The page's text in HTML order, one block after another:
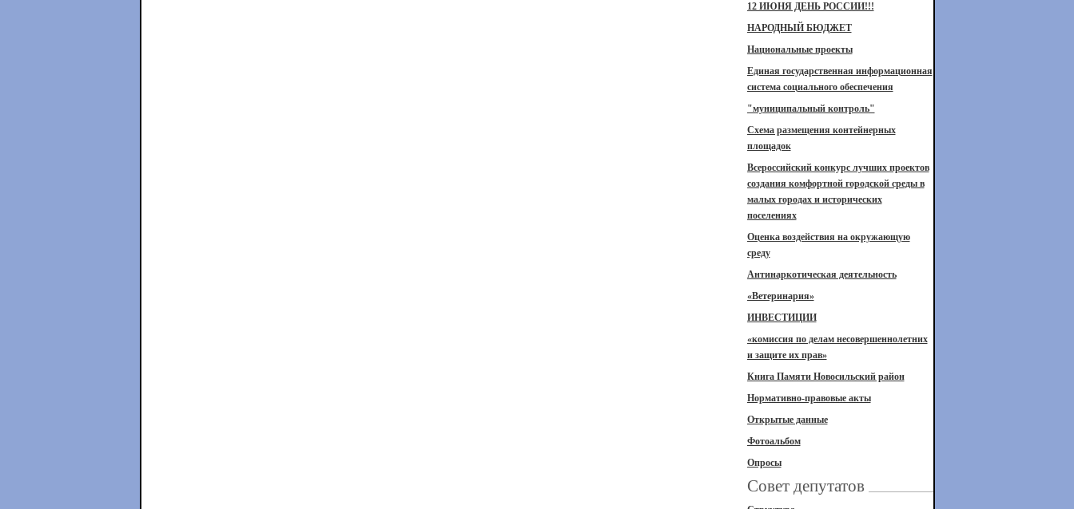
12 ИЮНЯ ДЕНЬ РОССИИ!!!
НАРОДНЫЙ БЮДЖЕТ
Национальные проекты
Единая государственная информационная
система социального обеспечения
"муниципальный контроль"
Схема размещения контейнерных
площадок
Всероссийский конкурс лучших проектов
создания комфортной городской среды в
малых городах и исторических
поселениях
Оценка воздействия на окружающую
среду
Антинаркотическая деятельность
«Ветеринария»
ИНВЕСТИЦИИ
«комиссия по делам несовершеннолетних
и защите их прав»
Книга Памяти Новосильский район
Нормативно-правовые акты
Открытые данные
Фотоальбом
Опросы
Совет депутатов